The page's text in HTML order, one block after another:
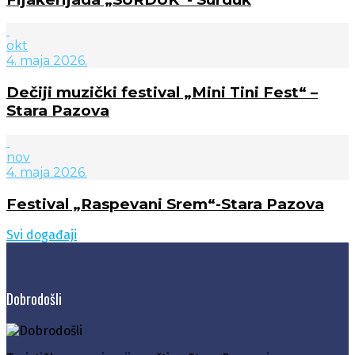
okt
4. maja 2026.
Dečiji muzički festival „Mini Tini Fest“ –
Stara Pazova
nov
4. maja 2026.
Festival „Raspevani Srem“-Stara Pazova
Svi događaji
Dobrodošli